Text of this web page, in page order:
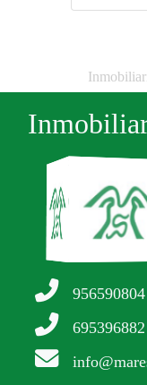
956590804
695396882